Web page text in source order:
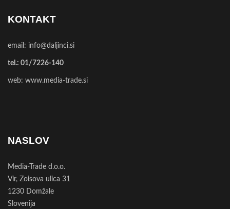
KONTAKT
email: info@daljinci.si
tel.: 01/7226-140
web: www.media-trade.si
NASLOV
Media-Trade d.o.o.
Vir, Zoisova ulica 31
1230 Domžale
Slovenija